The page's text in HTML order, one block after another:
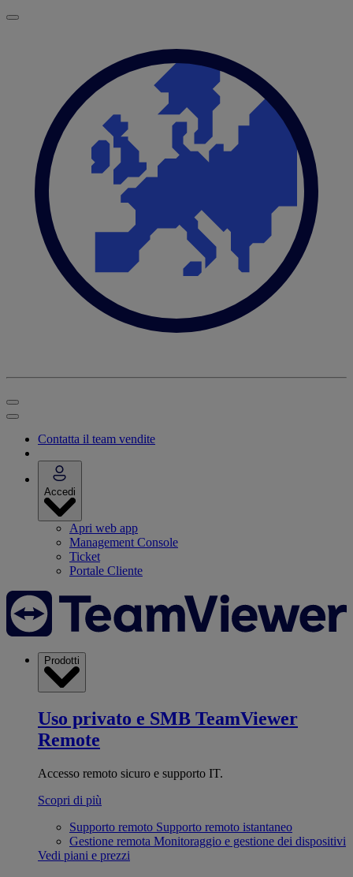
Contatta il team vendite
Accedi
Apri web app
Management Console
Ticket
Portale Cliente
Prodotti
Uso privato e SMB TeamViewer
Remote
Accesso remoto sicuro e supporto IT.
Scopri di più
Supporto remoto Supporto remoto istantaneo
Gestione remota Monitoraggio e gestione dei dispositivi
Vedi piani e prezzi